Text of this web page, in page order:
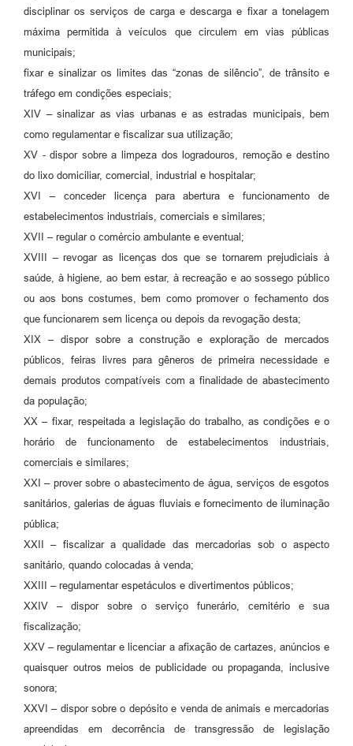
disciplinar os serviços de carga e descarga e fixar a tonelagem
máxima permitida à veículos que circulem em vias públicas
municipais;
fixar e sinalizar os limites das “zonas de silêncio”, de trânsito e
tráfego em condições especiais;
XIV – sinalizar as vias urbanas e as estradas municipais, bem
como regulamentar e fiscalizar sua utilização;
XV - dispor sobre a limpeza dos logradouros, remoção e destino
do lixo domiciliar, comercial, industrial e hospitalar;
XVI – conceder licença para abertura e funcionamento de
estabelecimentos industriais, comerciais e similares;
XVII – regular o comércio ambulante e eventual;
XVIII – revogar as licenças dos que se tornarem prejudiciais à
saúde, à higiene, ao bem estar, à recreação e ao sossego público
ou aos bons costumes, bem como promover o fechamento dos
que funcionarem sem licença ou depois da revogação desta;
XIX – dispor sobre a construção e exploração de mercados
públicos, feiras livres para gêneros de primeira necessidade e
demais produtos compatíveis com a finalidade de abastecimento
da população;
XX – fixar, respeitada a legislação do trabalho, as condições e o
horário de funcionamento de estabelecimentos industriais,
comerciais e similares;
XXI – prover sobre o abastecimento de água, serviços de esgotos
sanitários, galerias de águas fluviais e fornecimento de iluminação
pública;
XXII – fiscalizar a qualidade das mercadorias sob o aspecto
sanitário, quando colocadas à venda;
XXIII – regulamentar espetáculos e divertimentos públicos;
XXIV – dispor sobre o serviço funerário, cemitério e sua
fiscalização;
XXV – regulamentar e licenciar a afixação de cartazes, anúncios e
quaisquer outros meios de publicidade ou propaganda, inclusive
sonora;
XXVI – dispor sobre o depósito e venda de animais e mercadorias
apreendidas em decorrência de transgressão de legislação